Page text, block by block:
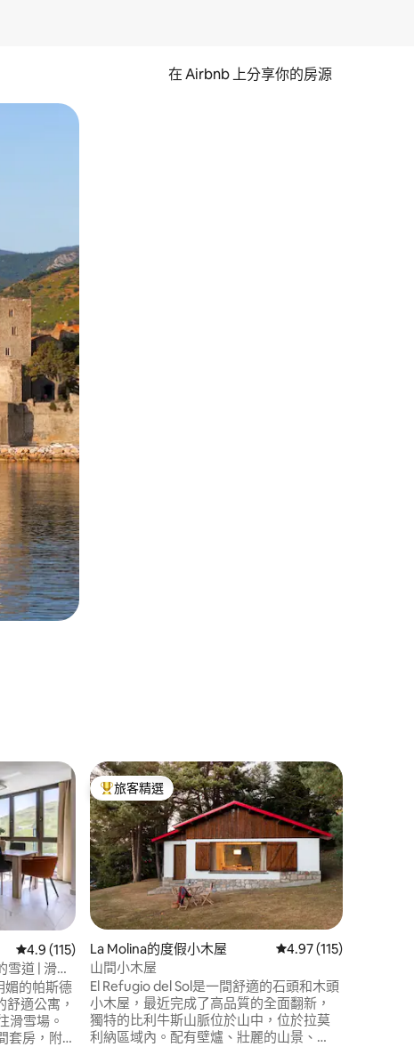
在 Airbnb 上分享你的房源
分）
從 115 則評價中獲得 4.9 的平均評分（滿分 5 分）
4.9 (115)
道 | 滑雪
媚的帕斯德
滑雪場。
套房，附設
旅客精選榜首
旅客精選
La Molina的度假小木屋 從 115 則評價中獲得
4.97 (115)
山間小木屋
El Refugio del Sol是一間舒適的石頭和木頭
小木屋，最近完成了高品質的全面翻新，
獨特的比利牛斯山脈位於山中，位於拉莫
利納區域內。配有壁爐、壯麗的山景、